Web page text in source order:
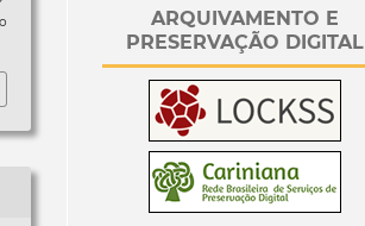
ARQUIVAMENTO E
PRESERVAÇÃO DIGITAL